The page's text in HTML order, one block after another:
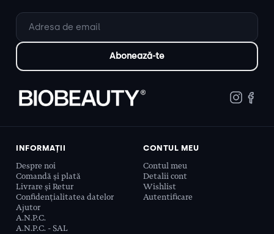
INFORMAȚII
Despre noi
Comandă și plată
Livrare și Retur
Confidențialitatea datelor
Ajutor
A.N.P.C.
A.N.P.C. - SAL
CONTUL MEU
Contul meu
Detalii cont
Wishlist
Autentificare